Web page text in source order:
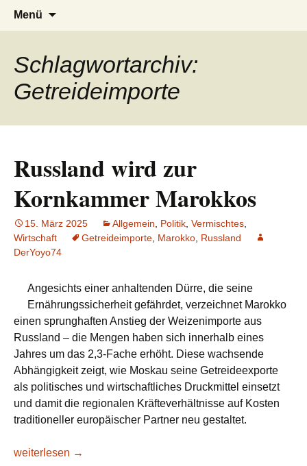
AFRICA live
Seit 1998: Aktuelles aus und mit Bezug
zu Afrika
Menü
Schlagwortarchiv:
Getreideimporte
Russland wird zur
Kornkammer Marokkos
15. März 2025 Allgemein Politik Vermischtes
Wirtschaft
Getreideimporte Marokko Russland
DerYoyo74
Angesichts einer anhaltenden Dürre, die seine
Ernährungssicherheit gefährdet, verzeichnet Marokko
einen sprunghaften Anstieg der Weizenimporte aus
Russland – die Mengen haben sich innerhalb eines
Jahres um das 2,3-Fache erhöht. Diese wachsende
Abhängigkeit zeigt, wie Moskau seine Getreideexporte
als politisches und wirtschaftliches Druckmittel einsetzt
und damit die regionalen Kräfteverhältnisse auf Kosten
traditioneller europäischer Partner neu gestaltet.
Russland wird zur Kornkammer Marokkos
weiterlesen →